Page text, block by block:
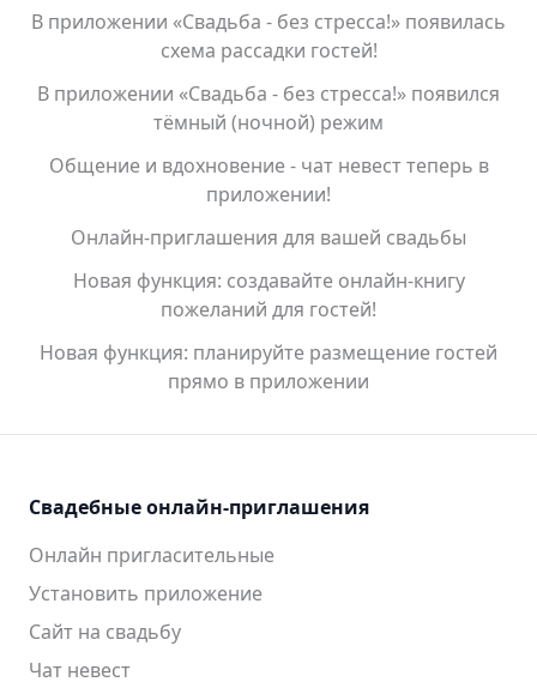
В приложении «Свадьба - без стресса!» появилась
схема рассадки гостей!
В приложении «Свадьба - без стресса!» появился
тёмный (ночной) режим
Общение и вдохновение - чат невест теперь в
приложении!
Онлайн-приглашения для вашей свадьбы
Новая функция: создавайте онлайн-книгу
пожеланий для гостей!
Новая функция: планируйте размещение гостей
прямо в приложении
Свадебные онлайн-приглашения
Онлайн пригласительные
Установить приложение
Сайт на свадьбу
Чат невест